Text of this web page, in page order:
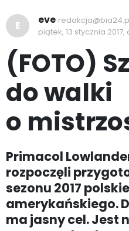
E eve
piątek, 13 stycznia 2017,
(FOTO)
do walki
o
Primacol
rozpoczęli
sezonu 2017
amerykańskiego.
ma jasny cel. Jest